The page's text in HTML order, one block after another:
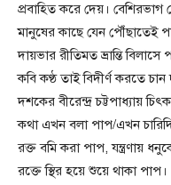
প্রবাহিত করে দেয়। বেশিরভাগ
মানুষের কাছে যেন পৌঁছাতেই
দায়ভার রীতিমত ভ্রান্তি
কবি কণ্ঠ তাই বিদীর্ণ করতে
দশকের বীরেন্দ্র চট্টপাধ্যায়
কথা এখন বলা পাপ/এখন
রক্ত বমি করা পাপ, যন্ত্রণায়
রক্তে স্থির হয়ে শুয়ে থাকা পাপ।